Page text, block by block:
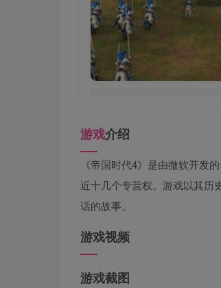
游戏介绍
《帝国时代4》是由微软开发
近十几个专营权。游戏以其历
话的故事。
游戏视频
游戏截图